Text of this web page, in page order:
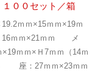
００セット／箱
ｍｍ×15ｍｍ×19ｍ
ｍｍ×21ｍｍ メ
×19ｍｍ×Ｈ7ｍｍ（14ｍ
座：27ｍｍ×23ｍｍ